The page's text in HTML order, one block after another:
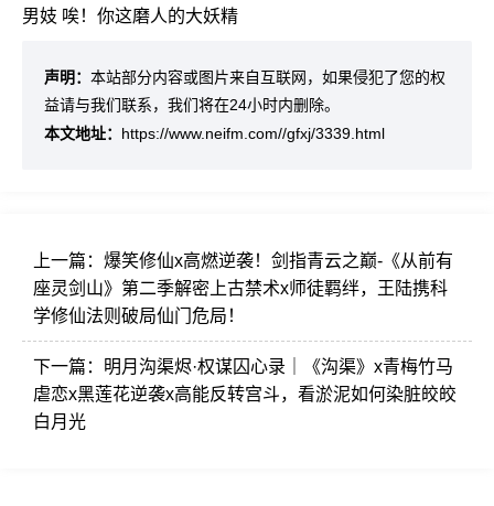
男妓 唉！你这磨人的大妖精
声明： 本站部分内容或图片来自互联网，如果侵犯了您的权
益请与我们联系，我们将在24小时内删除。
本文地址： https://www.neifm.com//gfxj/3339.html
上一篇： 爆笑修仙x高燃逆袭！剑指青云之巅-《从前有
座灵剑山》第二季解密上古禁术x师徒羁绊，王陆携科
学修仙法则破局仙门危局！
下一篇： 明月沟渠烬·权谋囚心录｜《沟渠》x青梅竹马
虐恋x黑莲花逆袭x高能反转宫斗，看淤泥如何染脏皎皎
白月光